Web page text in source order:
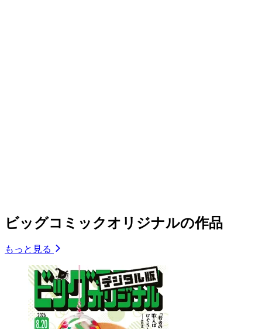
ビッグコミックオリジナルの作品
もっと見る